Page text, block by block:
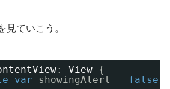
見ていこう。
: View {
var showingAlert = false